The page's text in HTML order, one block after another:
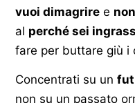
vuoi dimagrire e
al perché sei
fare per buttare giù i
Concentrati su un
non su un passato